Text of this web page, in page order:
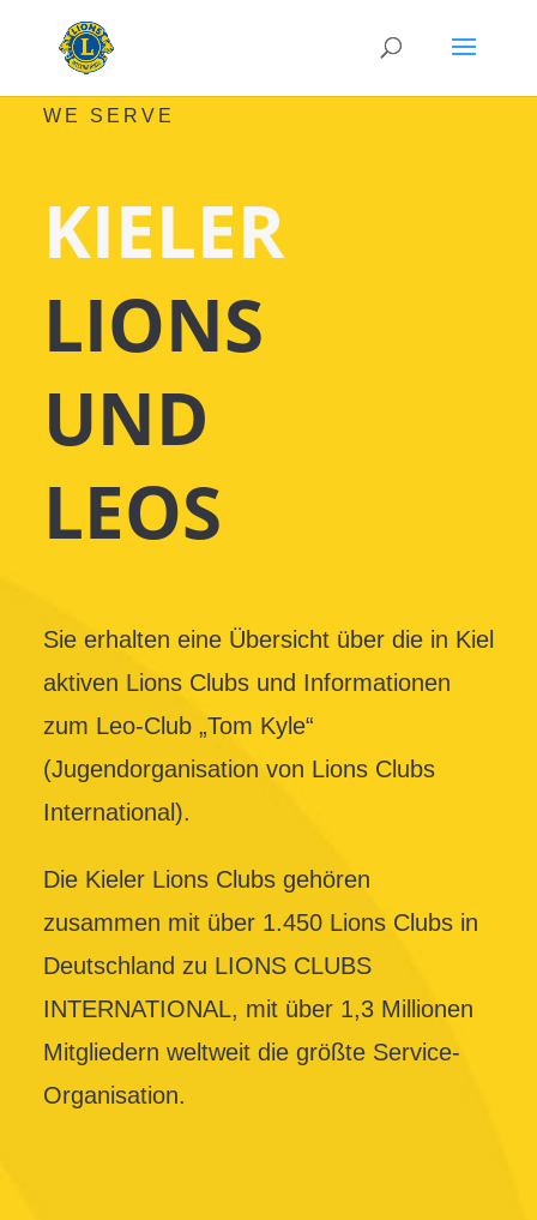
WE SERVE
KIELER
LIONS
UND
LEOS
Sie erhalten eine Übersicht über die in Kiel
aktiven Lions Clubs und Informationen
zum Leo-Club „Tom Kyle“
(Jugendorganisation von Lions Clubs
International).
Die Kieler Lions Clubs gehören
zusammen mit über 1.450 Lions Clubs in
Deutschland zu LIONS CLUBS
INTERNATIONAL, mit über 1,3 Millionen
Mitgliedern weltweit die größte Service-
Organisation.